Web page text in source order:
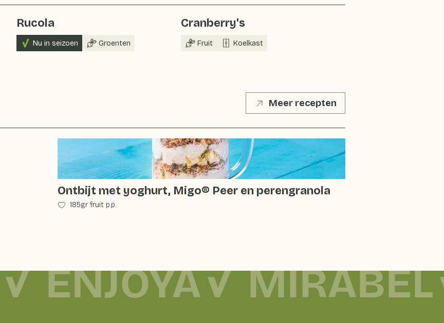
Rucola
Nu in seizoen Groenten
Cranberry's
Fruit Koelkast
Meer recepten
Ontbijt met yoghurt, Migo® Peer en perengranola
185gr fruit p.p.
ENJOYA MIRABEL